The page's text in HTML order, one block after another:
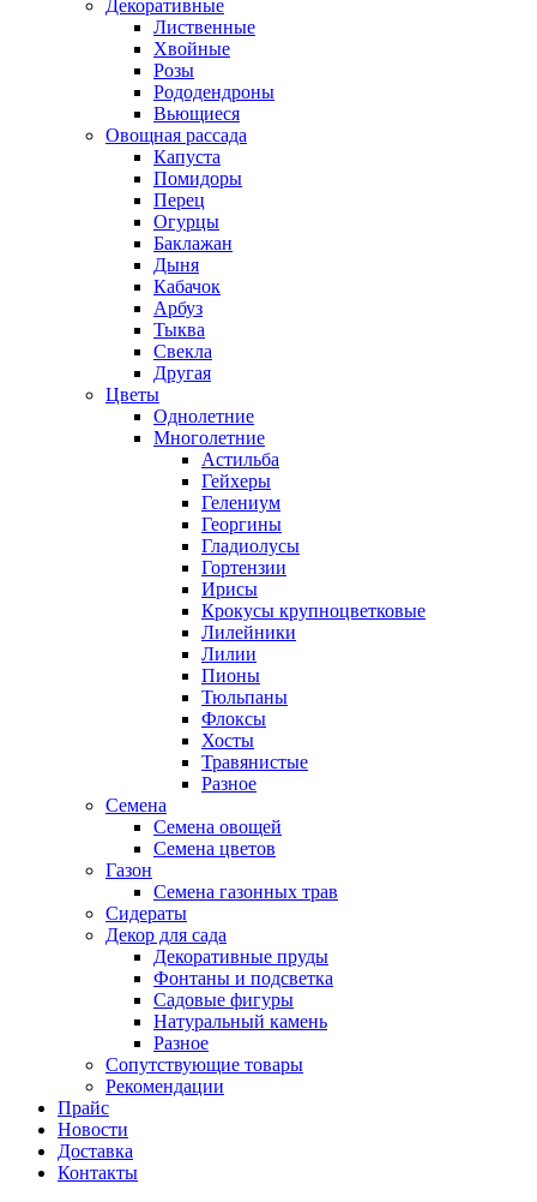
Декоративные
Лиственные
Хвойные
Розы
Рододендроны
Вьющиеся
Овощная рассада
Капуста
Помидоры
Перец
Огурцы
Баклажан
Дыня
Кабачок
Арбуз
Тыква
Свекла
Другая
Цветы
Однолетние
Многолетние
Астильба
Гейхеры
Гелениум
Георгины
Гладиолусы
Гортензии
Ирисы
Крокусы крупноцветковые
Лилейники
Лилии
Пионы
Тюльпаны
Флоксы
Хосты
Травянистые
Разное
Семена
Семена овощей
Семена цветов
Газон
Семена газонных трав
Сидераты
Декор для сада
Декоративные пруды
Фонтаны и подсветка
Садовые фигуры
Натуральный камень
Разное
Сопутствующие товары
Рекомендации
Прайс
Новости
Доставка
Контакты